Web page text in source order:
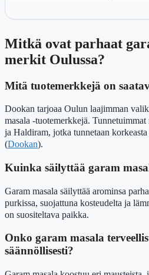
Mitkä ovat parhaat
merkit Oulussa?
Mitä tuotemerkkejä on
Dookan tarjoaa Oulun laajimman
masala -tuotemerkkejä.
ja Haldiram, jotka tunnetaan
(Dookan).
Kuinka säilyttää garam
Garam masala säilyttää arominsa
purkissa, suojattuna kosteudelta ja
on suositeltava paikka.
Onko garam masala
säännöllisesti?